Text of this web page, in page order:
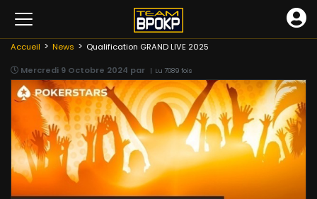
Accueil News Qualification GRAND LIVE 2025
Mercredi 9 Octobre 2024 par | Lu 7089 fois